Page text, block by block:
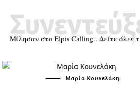
Μίλησαν στο Elpis Calling.. Δείτε όλες
Μαρία Κουνελάκη